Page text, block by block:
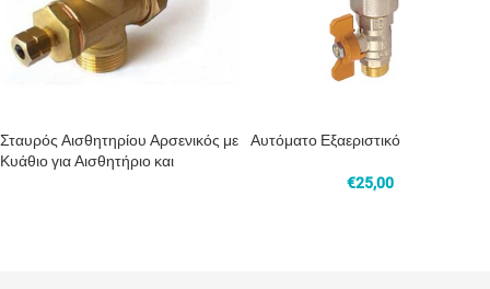
Σταυρός Αισθητηρίου Αρσενικός με
Κυάθιο για Αισθητήριο και
Αυτόματο Εξαεριστικό
€25,00